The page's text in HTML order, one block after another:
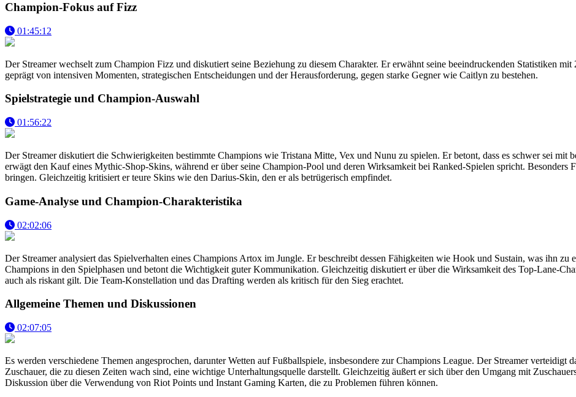
Champion-Fokus auf Fizz
01:45:12
Der Streamer wechselt zum Champion Fizz und diskutiert seine Beziehung zu diesem Charakter. Er erwähnt seine beeindruckenden Statistiken
geprägt von intensiven Momenten, strategischen Entscheidungen und der Herausforderung, gegen starke Gegner wie Caitlyn zu bestehen.
Spielstrategie und Champion-Auswahl
01:56:22
Der Streamer diskutiert die Schwierigkeiten bestimmte Champions wie Tristana Mitte, Vex und Nunu zu spielen. Er betont, dass es schwer sei mit
erwägt den Kauf eines Mythic-Shop-Skins, während er über seine Champion-Pool und deren Wirksamkeit bei Ranked-Spielen spricht. Besonders
bringen. Gleichzeitig kritisiert er teure Skins wie den Darius-Skin, den er als betrügerisch empfindet.
Game-Analyse und Champion-Charakteristika
02:02:06
Der Streamer analysiert das Spielverhalten eines Champions Artox im Jungle. Er beschreibt dessen Fähigkeiten wie Hook und Sustain, was ihn zu
Champions in den Spielphasen und betont die Wichtigkeit guter Kommunikation. Gleichzeitig diskutiert er über die Wirksamkeit des Top-Lane-
auch als riskant gilt. Die Team-Konstellation und das Drafting werden als kritisch für den Sieg erachtet.
Allgemeine Themen und Diskussionen
02:07:05
Es werden verschiedene Themen angesprochen, darunter Wetten auf Fußballspiele, insbesondere zur Champions League. Der Streamer verteidigt
Zuschauer, die zu diesen Zeiten wach sind, eine wichtige Unterhaltungsquelle darstellt. Gleichzeitig äußert er sich über den Umgang mit
Diskussion über die Verwendung von Riot Points und Instant Gaming Karten, die zu Problemen führen können.